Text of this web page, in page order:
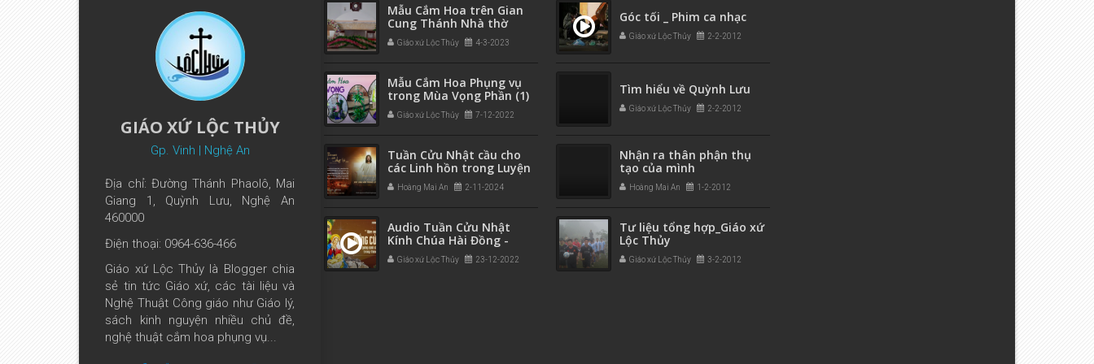
GIÁO XỨ LỘC THỦY
Gp. Vinh | Nghệ An
Địa chỉ: Đường Thánh Phaolô, Mai
Giang 1, Quỳnh Lưu, Nghệ An
460000
Điện thoại: 0964-636-466
Giáo xứ Lộc Thủy là Blogger chia
sẻ tin tức Giáo xứ, các tài liệu và
Nghệ Thuật Công giáo như Giáo lý,
sách kinh nguyện nhiều chủ đề,
nghệ thuật cắm hoa phụng vụ...
Mẫu Cắm Hoa trên Gian
Cung Thánh Nhà thờ
Giáo xứ Lộc Thủy 4-3-2023
Mẫu Cắm Hoa Phụng vụ
trong Mùa Vọng Phần (1)
Giáo xứ Lộc Thủy 7-12-2022
Tuần Cửu Nhật cầu cho
các Linh hồn trong Luyện
ngục - do Thánh
Anphongsô soạn
Hoàng Mai An 2-11-2024
Audio Tuần Cửu Nhật
Kính Chúa Hài Đồng -
Ngày thứ Tám (download
mp3)
Giáo xứ Lộc Thủy 23-12-2022
Góc tối _ Phim ca nhạc
Giáo xứ Lộc Thủy 2-2-2012
Tìm hiểu về Quỳnh Lưu
Giáo xứ Lộc Thủy 2-2-2012
Nhận ra thân phận thụ
tạo của mình
Hoàng Mai An 1-2-2012
Tư liệu tổng hợp_Giáo xứ
Lộc Thủy
Giáo xứ Lộc Thủy 3-2-2012